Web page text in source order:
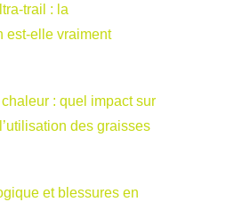
trail : la
est-elle vraiment
: quel impact sur
des graisses
et blessures en